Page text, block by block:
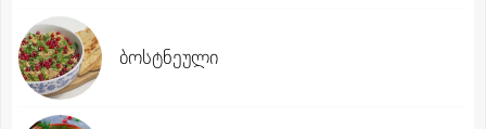
ბოსტნეული